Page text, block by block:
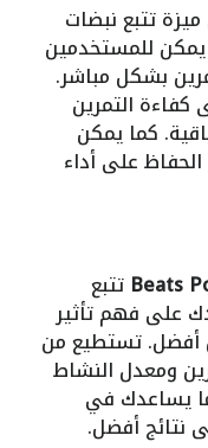
تتبع نبضات
يمكن للمستخدمين
بشكل مباشر.
التمرين
كما يمكن
على أداء
تتبع
على فهم تأثير
أفضل. تستطيع من
ومعدل النشاط
يساعدك في
نتائج أفضل.